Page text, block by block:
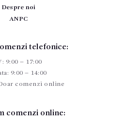
Despre noi
ANPC
telefonice:
9:00 – 17:00
9:00 – 14:00
comenzi online
comenzi online: